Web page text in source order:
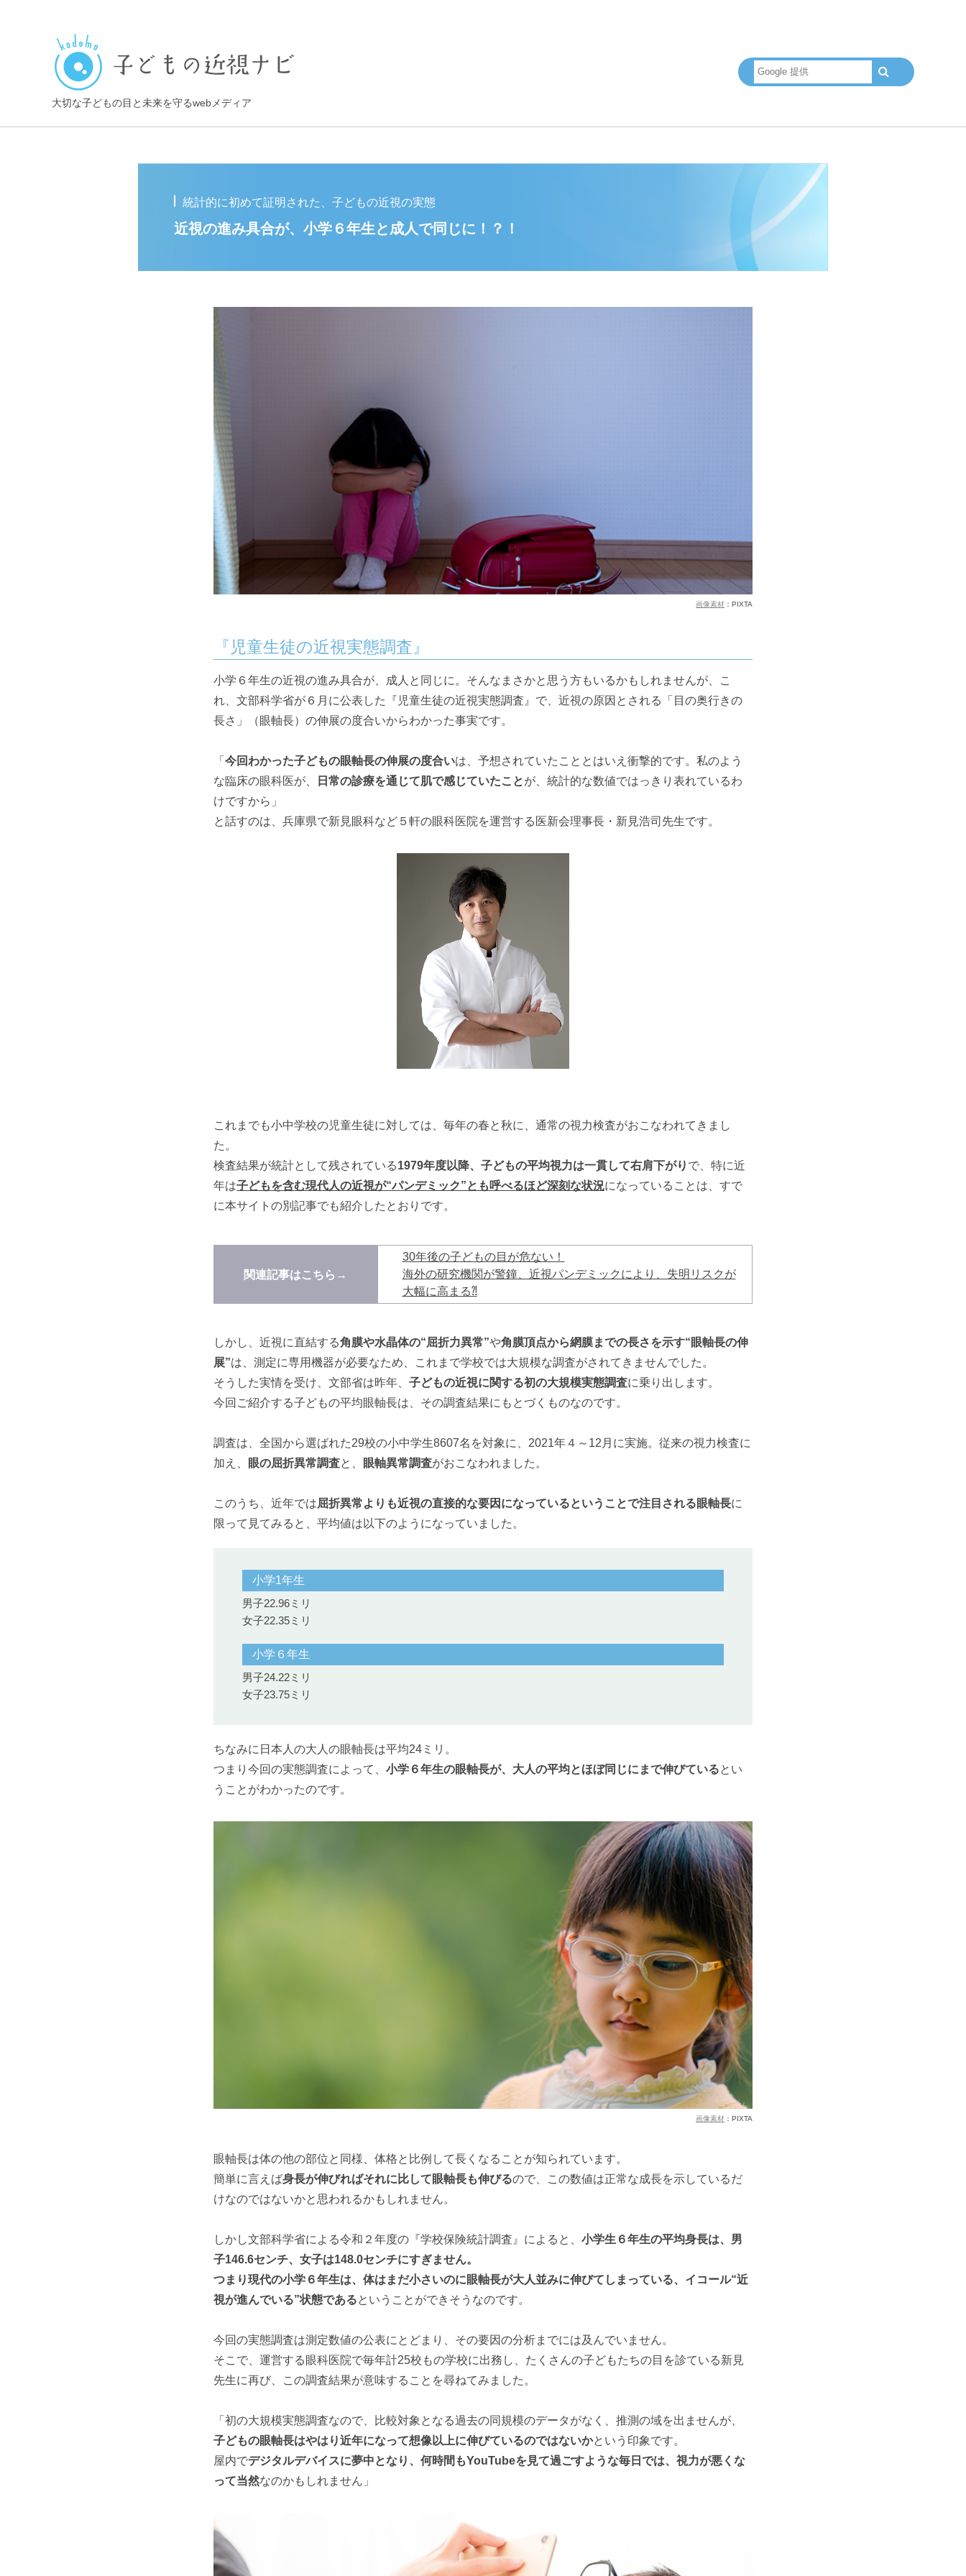
大切な子どもの目と未来を守るwebメディア
統計的に初めて証明された、子どもの近視の実態
近視の進み具合が、小学６年生と成人で同じに！？！
画像素材 ：PIXTA
『児童生徒の近視実態調査』
小学６年生の近視の進み具合が、成人と同じに。そんなまさかと思う方もいるかもしれませんが、こ
れ、文部科学省が６月に公表した『児童生徒の近視実態調査』で、近視の原因とされる「目の奥行きの
長さ」（眼軸長）の伸展の度合いからわかった事実です。
「 今回わかった子どもの眼軸長の伸展の度合いは、予想されていたこととはいえ衝撃的です。私のよう
な臨床の眼科医が、
日常の診療を通じて肌で感じていたことが、統計的な数値ではっきり表れているわ
けですから」
と話すのは、兵庫県で新見眼科など５軒の眼科医院を運営する医新会理事長・新見浩司先生です。
これまでも小中学校の児童生徒に対しては、毎年の春と秋に、通常の視力検査がおこなわれてきまし
た。
検査結果が統計として残されている1979年度以降、子どもの平均視力は一貫して右肩下がり で、特に近
年は子どもを含む現代人の近視が“パンデミック”とも呼べるほど深刻な状況になっていることは、すで
に本サイトの別記事でも紹介したとおりです。
関連記事はこちら →
30年後の子どもの目が危ない！
海外の研究機関が警鐘、近視パンデミックにより、失明リスクが
大幅に高まる⁈
しかし、近視に直結する角膜や水晶体の“屈折力異常”や角膜頂点から網膜までの長さを示す“眼軸長の伸
展”は、測定に専用機器が必要なため、これまで学校では大規模な調査がされてきませんでした。
そうした実情を受け、文部省は昨年、 子どもの近視に関する初の大規模実態調査に乗り出します。
今回ご紹介する子どもの平均眼軸長は、その調査結果にもとづくものなのです。
調査は、全国から選ばれた29校の小中学生8607名を対象に、2021年４～12月に実施。従来の視力検査に
加え、
眼の屈折異常調査と、 眼軸異常調査がおこなわれました。
このうち、近年では屈折異常よりも近視の直接的な要因になっているということで注目される眼軸長に
限って見てみると、平均値は以下のようになっていました。
小学1年生
男子22.96ミリ
女子22.35ミリ
小学６年生
男子24.22ミリ
女子23.75ミリ
ちなみに日本人の大人の眼軸長は平均24ミリ。
つまり今回の実態調査によって、 小学６年生の眼軸長が、大人の平均とほぼ同じにまで伸びているとい
うことがわかったのです。
画像素材 ：PIXTA
眼軸長は体の他の部位と同様、体格と比例して長くなることが知られています。
簡単に言えば身長が伸びればそれに比して眼軸長も伸びるので、この数値は正常な成長を示しているだ
けなのではないかと思われるかもしれません。
しかし文部科学省による令和２年度の『学校保険統計調査』によると、 小学生６年生の平均身長は、男
子146.6センチ、女子は148.0センチにすぎません。
つまり現代の小学６年生は、体はまだ小さいのに眼軸長が大人並みに伸びてしまっている、イコール“近
視が進んでいる”状態であるということができそうなのです。
今回の実態調査は測定数値の公表にとどまり、その要因の分析までには及んでいません。
そこで、運営する眼科医院で毎年計25校もの学校に出務し、たくさんの子どもたちの目を診ている新見
先生に再び、この調査結果が意味することを尋ねてみました。
「初の大規模実態調査なので、比較対象となる過去の同規模のデータがなく、推測の域を出ませんが、
子どもの眼軸長はやはり近年になって想像以上に伸びているのではないかという印象です。
屋内でデジタルデバイスに夢中となり、何時間もYouTubeを見て過ごすような毎日では、視力が悪くな
って当然なのかもしれません」